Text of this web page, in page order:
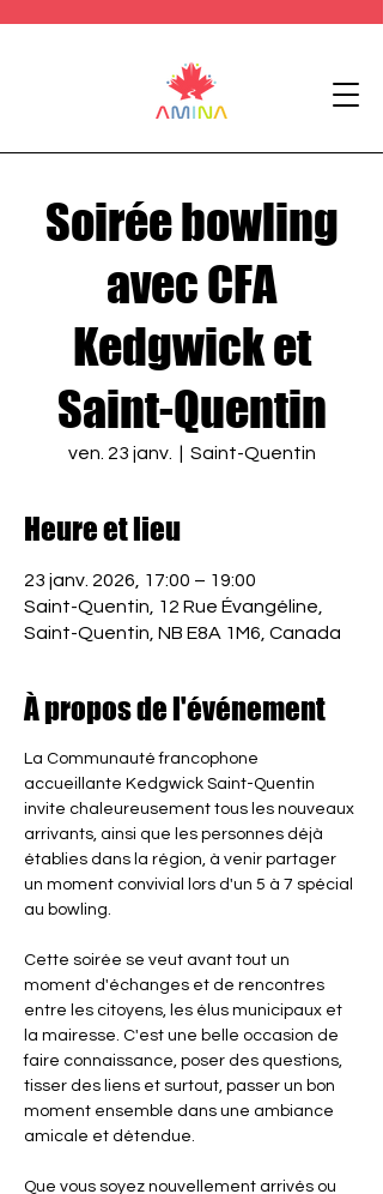
Soirée bowling
avec CFA
Kedgwick et
Saint-Quentin
ven. 23 janv. Saint-Quentin
Heure et lieu
23 janv. 2026, 17:00 – 19:00
Saint-Quentin, 12 Rue Évangéline,
Saint-Quentin, NB E8A 1M6, Canada
À propos de l'événement
La Communauté francophone
accueillante Kedgwick Saint-Quentin
invite chaleureusement tous les nouveaux
arrivants, ainsi que les personnes déjà
établies dans la région, à venir partager
un moment convivial lors d'un 5 à 7 spécial
au bowling.
Cette soirée se veut avant tout un
moment d'échanges et de rencontres
entre les citoyens, les élus municipaux et
la mairesse. C'est une belle occasion de
faire connaissance, poser des questions,
tisser des liens et surtout, passer un bon
moment ensemble dans une ambiance
amicale et détendue.
Que vous soyez nouvellement arrivés ou